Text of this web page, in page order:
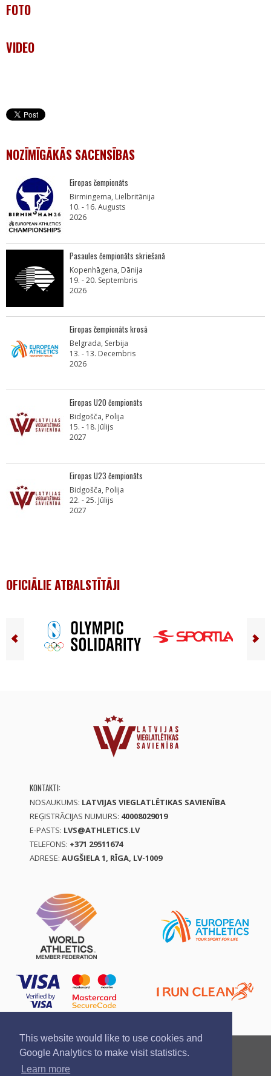
This website would like to use cookies and
Google Analytics to make visit statistics.
Learn more
FOTO
VIDEO
NOZĪMĪGĀKĀS SACENSĪBAS
Eiropas čempionāts
Birmingema, Lielbritānija
10. - 16. Augusts
2026
Pasaules čempionāts skriešanā
Kopenhāgena, Dānija
19. - 20. Septembris
2026
Eiropas čempionāts krosā
Belgrada, Serbija
13. - 13. Decembris
2026
Eiropas U20 čempionāts
Bidgošča, Polija
15. - 18. Jūlijs
2027
Eiropas U23 čempionāts
Bidgošča, Polija
22. - 25. Jūlijs
2027
OFICIĀLIE ATBALSTĪTĀJI
KONTAKTI:
NOSAUKUMS: LATVIJAS VIEGLATLĒTIKAS SAVIENĪBA
REĢISTRĀCIJAS NUMURS: 40008029019
E-PASTS: LVS@ATHLETICS.LV
TELEFONS: +371 29511674
ADRESE: AUGŠIELA 1, RĪGA, LV-1009
Ziņo par pārkāpumu
Privātuma politika
Pirkšanas un atgriešanas noteikumi